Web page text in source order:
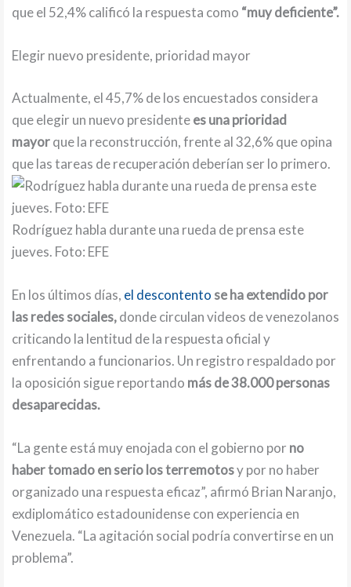
que el 52,4% calificó la respuesta como “muy deficiente”.
Elegir nuevo presidente, prioridad mayor
Actualmente, el 45,7% de los encuestados considera
que elegir un nuevo presidentees una prioridad
mayorque la reconstrucción, frente al 32,6% que opina
que las tareas de recuperación deberían ser lo primero.
Rodríguez habla durante una rueda de prensa este
jueves. Foto: EFE
En los últimos días, el descontento se ha extendido por
las redes sociales,donde circulan videos de venezolanos
criticando la lentitud de la respuesta oficial y
enfrentando a funcionarios. Un registro respaldado por
la oposición sigue reportando más de 38.000 personas
desaparecidas.
“La gente está muy enojada con el gobierno por no
haber tomado en serio los terremotosy por no haber
organizado una respuesta eficaz”, afirmó Brian Naranjo,
exdiplomático estadounidense con experiencia en
Venezuela. “La agitación social podría convertirse en un
problema”.